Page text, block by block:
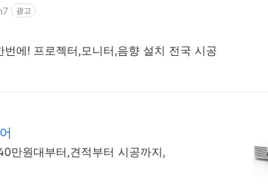
광고
에! 프로젝터,모니터,음향 설치 전국 시공
만원대부터,견적부터 시공까지,